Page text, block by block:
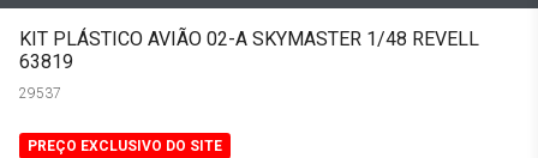
KIT PLÁSTICO AVIÃO 02-A SKYMASTER 1/48 REVELL
63819
29537
PREÇO EXCLUSIVO DO SITE